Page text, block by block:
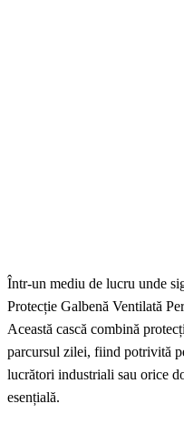
Într-un mediu de lucru unde
Protecție Galbenă Ventilată
Această cască combină
parcursul zilei, fiind potrivită
lucrători industriali sau orice
esențială.